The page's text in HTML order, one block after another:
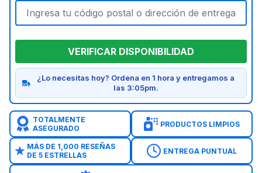
VERIFICAR DISPONIBILIDAD
¿Lo necesitas hoy? Ordena en 1 hora y entregamos a
las 3:05pm.
TOTALMENTE
ASEGURADO
PRODUCTOS LIMPIOS
MÁS DE 1,000 RESEÑAS
DE 5 ESTRELLAS
ENTREGA PUNTUAL